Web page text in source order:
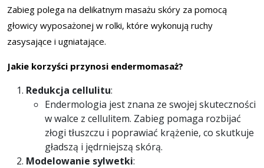
Zabieg polega na delikatnym masażu skóry za pomocą
głowicy wyposażonej w rolki, które wykonują ruchy
zasysające i ugniatające.
Jakie korzyści przynosi endermomasaż?
Redukcja cellulitu:
Endermologia jest znana ze swojej skuteczności
w walce z cellulitem. Zabieg pomaga rozbijać
złogi tłuszczu i poprawiać krążenie, co skutkuje
gładszą i jędrniejszą skórą.
Modelowanie sylwetki: